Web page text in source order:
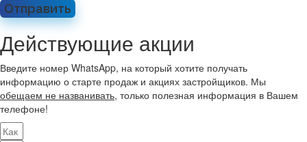
Отправить
Действующие акции
Введите номер WhatsApp, на который хотите получать
информацию о старте продаж и акциях застройщиков. Мы
обещаем не названивать, только полезная информация в Вашем
телефоне!